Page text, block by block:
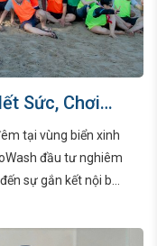
Sức, Chơi
tại vùng biển xinh
đầu tư nghiêm
sự gắn kết nội bộ.
văn hóa doanh